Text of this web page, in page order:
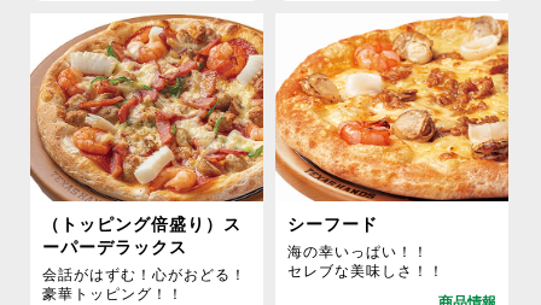
（トッピング倍盛り）ス
ーパーデラックス
会話がはずむ！心がおどる！
豪華トッピング！！
シーフード
海の幸いっぱい！！
セレブな美味しさ！！